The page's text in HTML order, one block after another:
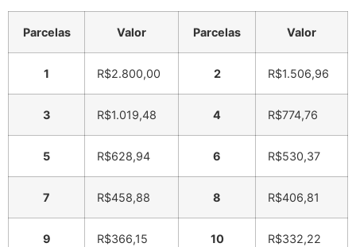
Parcelas Valor Parcelas Valor
1 R$2.800,00 2 R$1.506,96
3 R$1.019,48 4 R$774,76
5 R$628,94 6 R$530,37
7 R$458,88 8 R$406,81
9 R$366,15 10 R$332,22